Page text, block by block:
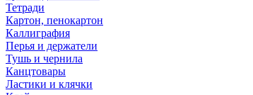
Тетради
Картон, пенокартон
Каллиграфия
Перья и держатели
Тушь и чернила
Канцтовары
Ластики и клячки